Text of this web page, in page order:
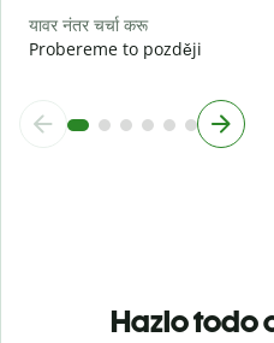
यावर नंतर चर्चा करू
Probereme to později
Hazlo todo